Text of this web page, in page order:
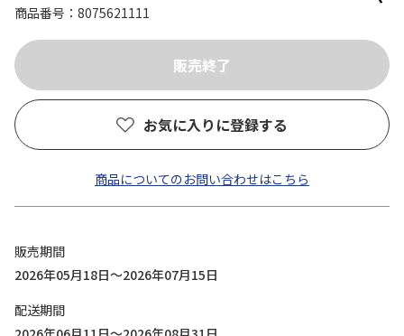
商品番号
8075621111
お気に入りに登録する
商品についてのお問い合わせはこちら
販売期間
2026年05月18日～2026年07月15日
配送期間